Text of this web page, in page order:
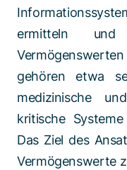
ermitteln
gehören etwa
medizinische
kritische
Das Ziel des
Vermögenswerte